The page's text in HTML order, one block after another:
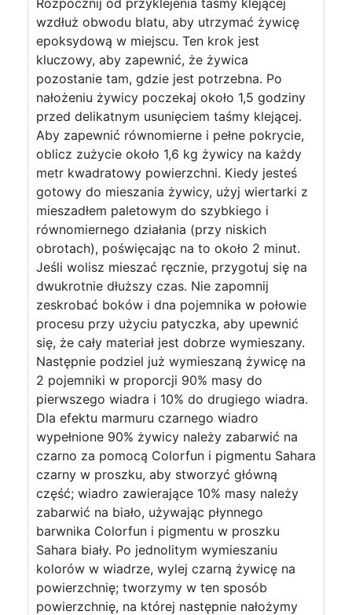
Rozpocznij od przyklejenia taśmy klejącej
wzdłuż obwodu blatu, aby utrzymać żywicę
epoksydową w miejscu. Ten krok jest
kluczowy, aby zapewnić, że żywica
pozostanie tam, gdzie jest potrzebna. Po
nałożeniu żywicy poczekaj około 1,5 godziny
przed delikatnym usunięciem taśmy klejącej.
Aby zapewnić równomierne i pełne pokrycie,
oblicz zużycie około 1,6 kg żywicy na każdy
metr kwadratowy powierzchni. Kiedy jesteś
gotowy do mieszania żywicy, użyj wiertarki z
mieszadłem paletowym do szybkiego i
równomiernego działania (przy niskich
obrotach), poświęcając na to około 2 minut.
Jeśli wolisz mieszać ręcznie, przygotuj się na
dwukrotnie dłuższy czas. Nie zapomnij
zeskrobać boków i dna pojemnika w połowie
procesu przy użyciu patyczka, aby upewnić
się, że cały materiał jest dobrze wymieszany.
Następnie podziel już wymieszaną żywicę na
2 pojemniki w proporcji 90% masy do
pierwszego wiadra i 10% do drugiego wiadra.
Dla efektu marmuru czarnego wiadro
wypełnione 90% żywicy należy zabarwić na
czarno za pomocą Colorfun i pigmentu Sahara
czarny w proszku, aby stworzyć główną
część; wiadro zawierające 10% masy należy
zabarwić na biało, używając płynnego
barwnika Colorfun i pigmentu w proszku
Sahara biały. Po jednolitym wymieszaniu
kolorów w wiadrze, wylej czarną żywicę na
powierzchnię; tworzymy w ten sposób
powierzchnię, na której następnie nałożymy